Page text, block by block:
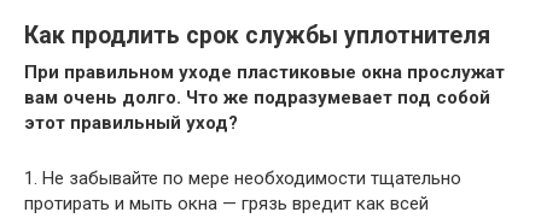
Как продлить срок службы уплотнителя
При правильном уходе пластиковые окна прослужат
вам очень долго. Что же подразумевает под собой
этот правильный уход?
1. Не забывайте по мере необходимости тщательно
протирать и мыть окна — грязь вредит как всей